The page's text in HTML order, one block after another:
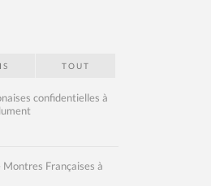
TOUT
confidentielles à
Françaises à